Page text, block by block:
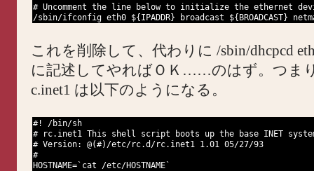
# Uncomment the line below to initialize the ethernet
/sbin/ifconfig eth0 ${IPADDR} broadcast ${BROADCAST}
これを削除して、代わりに /sbin/dhcpcd
に記述してやればＯＫ……のはず。つま
c.inet1 は以下のようになる。
#! /bin/sh
# rc.inet1 This shell script boots up the base INET
# Version: @(#)/etc/rc.d/rc.inet1 1.01 05/27/93
#
HOSTNAME=`cat /etc/HOSTNAME`